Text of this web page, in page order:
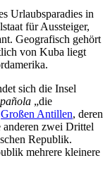
Urlaubsparadies in
für Aussteiger,
Geografisch gehört
von Kuba liegt
sich die Insel
„die
Großen Antillen, deren
zwei Drittel
Republik.
mehrere kleinere